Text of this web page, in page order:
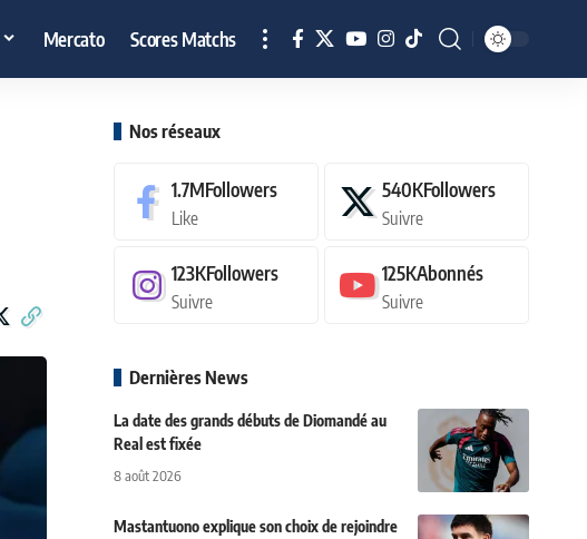
Mercato Scores Matchs
Nos réseaux
1.7MFollowers
Like
540KFollowers
Suivre
123KFollowers
Suivre
125KAbonnés
Suivre
Dernières News
La date des grands débuts de Diomandé au
Real est fixée
8 août 2026
Mastantuono explique son choix de rejoindre